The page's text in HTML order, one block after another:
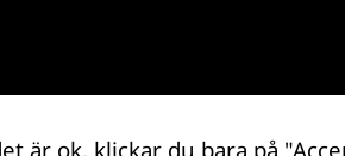
är ok, klickar du bara på